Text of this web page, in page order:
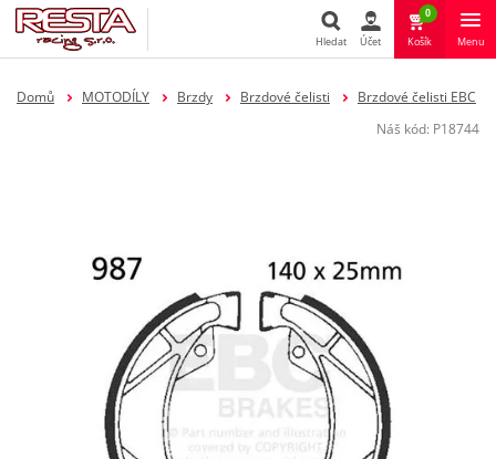
Hledat
Hledat Účet
0
Košík Menu
Domů MOTODÍLY Brzdy Brzdové čelisti
Brzdové čelisti EBC
Náš kód: P18744